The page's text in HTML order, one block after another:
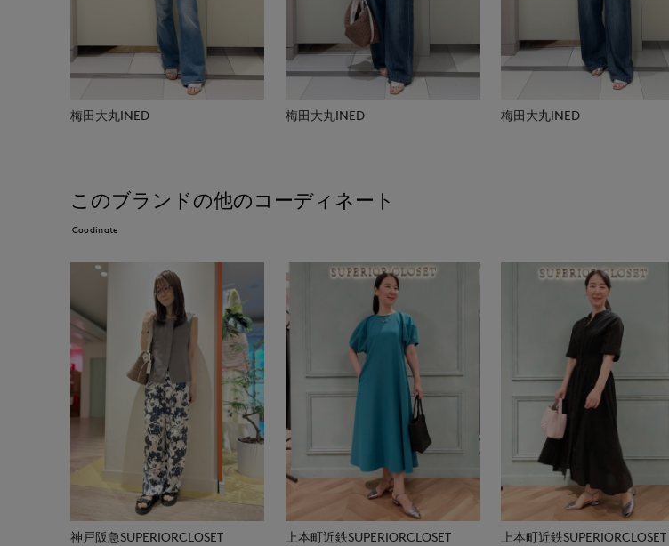
梅田大丸INED 梅田大丸INED 梅田大丸INED
このブランドの他のコーディネート
Coodinate
神戸阪急SUPERIORCLOSET 上本町近鉄SUPERIORCLOSET 上本町近鉄SUPERIORCLOSET